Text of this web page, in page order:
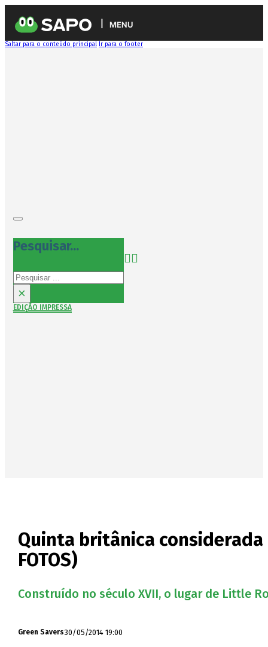
MENU
Saltar para o conteúdo principal Ir para o footer
Pesquisar...
Pesquisar
×
EDIÇÃO IMPRESSA
Quinta britânica
FOTOS)
Construído no século XVII, o lugar de Little
Green Savers30/05/2014 19:00